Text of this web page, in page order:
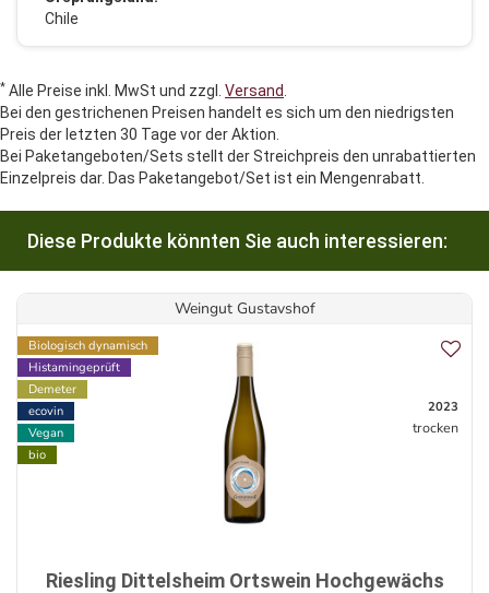
Chile
* Alle Preise inkl. MwSt und zzgl. Versand
Bei den gestrichenen Preisen handelt es sich um den niedrigsten
Preis der letzten 30 Tage vor der Aktion.
Bei Paketangeboten/Sets stellt der Streichpreis den unrabattierten
Einzelpreis dar. Das Paketangebot/Set ist ein Mengenrabatt.
Diese Produkte könnten Sie auch interessieren:
Weingut Gustavshof
Biologisch dynamisch
Histamingeprüft
Demeter
ecovin
Vegan
bio
2023
trocken
Riesling Dittelsheim Ortswein Hochgewächs